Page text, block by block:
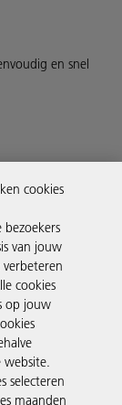
en snel
cookies
van jouw
cookies
op jouw
selecteren
maanden